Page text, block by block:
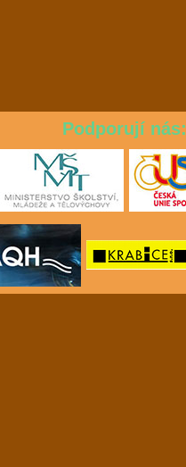
Podporují nás: